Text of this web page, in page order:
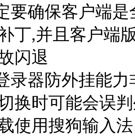
要确保客户端
丁,并且客户端
闪退
录器防外挂能
换时可能会误
使用搜狗输入